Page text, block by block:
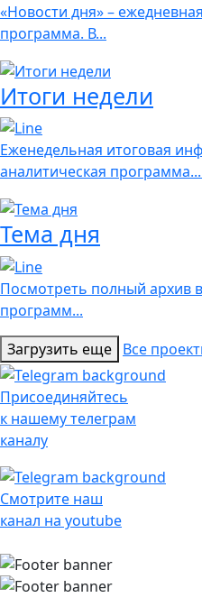
«Новости дня» –
программа. В...
Итоги недели
Еженедельная итоговая
аналитическая
Тема дня
Посмотреть полный архив
программ...
Загрузить еще Все
Присоединяйтесь
к нашему телеграм
каналу
Смотрите наш
канал на youtube